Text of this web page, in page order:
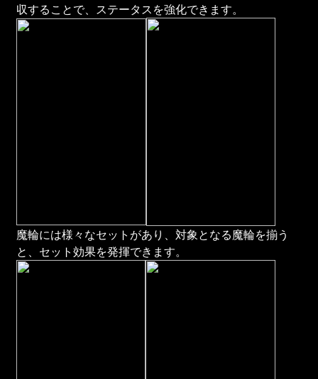
収することで、ステータスを強化できます。
魔輪には様々なセットがあり、対象となる魔輪を揃う
と、セット効果を発揮できます。